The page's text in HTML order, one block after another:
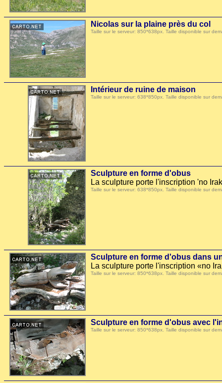
Nicolas sur la plaine près du col
Taille sur le serveur: 850*638px. Taille disponible sur
Intérieur de ruine de maison
Taille sur le serveur: 638*850px. Taille disponible sur
Sculpture en forme d'obus
La sculpture porte l'inscription 'no
Taille sur le serveur: 638*850px. Taille disponible sur
Sculpture en forme d'obus dans
La sculpture porte l'inscription «no
Taille sur le serveur: 850*638px. Taille disponible sur
Sculpture en forme d'obus avec
Taille sur le serveur: 850*638px. Taille disponible sur